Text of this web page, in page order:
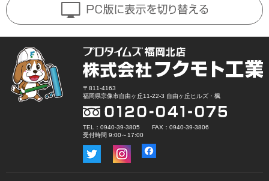
〒811-4163
福岡県宗像市自由ヶ丘11-22-3 自由ヶ丘ヒルズ・楓
TEL：0940-39-3805 FAX：0940-39-3806
受付時間 9:00～17:00